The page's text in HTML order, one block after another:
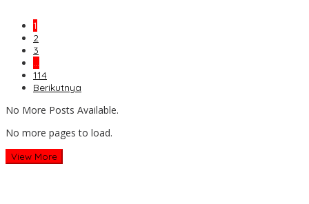
1
2
3
…
114
Berikutnya
No More Posts Available.
No more pages to load.
View More